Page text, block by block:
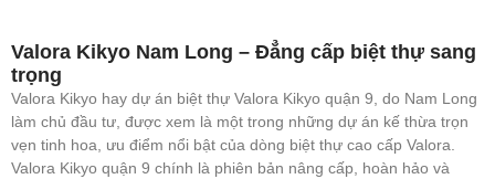
Valora Kikyo Nam Long – Đẳng cấp biệt thự sang
trọng
Valora Kikyo hay dự án biệt thự Valora Kikyo quận 9, do Nam Long
làm chủ đầu tư, được xem là một trong những dự án kế thừa trọn
vẹn tinh hoa, ưu điểm nổi bật của dòng biệt thự cao cấp Valora.
Valora Kikyo quận 9 chính là phiên bản nâng cấp, hoàn hảo và